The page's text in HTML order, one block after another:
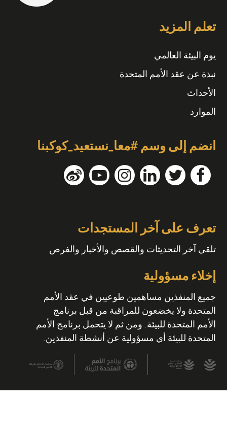
تعلم المزيد
يوم البيئة العالمي
نبذة عن عقد الأمم المتحدة
الأحداث
الموارد
انضم إلى وسم #معا_نستعيد_كوكبنا
تعرف على آخر المستجدات
تلقي آخر التحديثات والقصص والأخبار والفرص.
إخلاء مسؤولية
جميع المنفذين مساهمين طوعيين في عقد الأمم
المتحدة ولا يخضعون للمراقبة من قبل برنامج
الأمم المتحدة للبيئة. ومن ثم لا يتحمل برنامج الأمم
المتحدة للبيئة أي مسؤولية عن أنشطة المنفذين.